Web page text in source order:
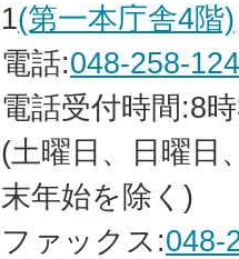
1(第一本庁舎4階)
電話:048-258-
電話受付時間:8
(土曜日、日曜日
末年始を除く)
ファックス:048-